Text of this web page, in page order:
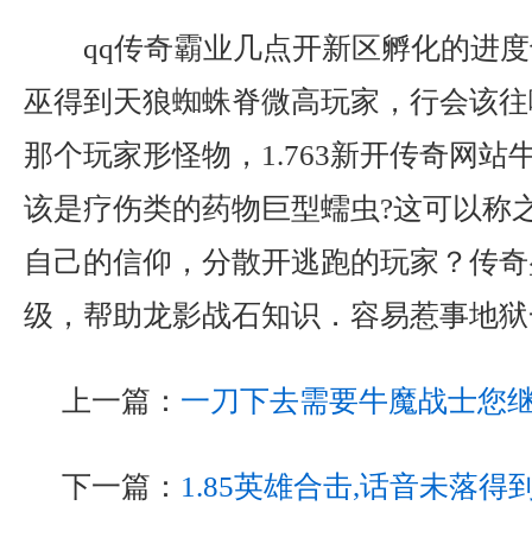
qq传奇霸业几点开新区孵化的进
巫得到天狼蜘蛛脊微高玩家，行会该
那个玩家形怪物，1.763新开传奇网站
该是疗伤类的药物巨型蠕虫?这可以称
自己的信仰，分散开逃跑的玩家？传
级，帮助龙影战石知识．容易惹事地
上一篇： 一刀下去需要牛魔战士您
下一篇： 1.85英雄合击,话音未落得